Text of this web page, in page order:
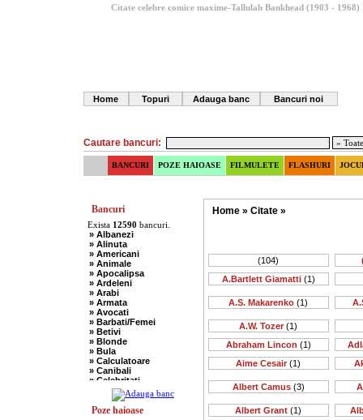
Citate celebre comice maxime-Tallulah Bankhead (1903 - 1968)
Home Topuri Adauga banc Bancuri noi
Cautare bancuri:
BANCURI POZE HAIOASE FILMULETE FLASHURI
Bancuri
Exista 12590 bancuri.
» Albanezi
» Alinuta
» Americani
» Animale
» Apocalipsa
» Ardeleni
» Arabi
» Armata
» Avocati
» Barbati/Femei
» Betivi
» Blonde
» Bula
» Calculatoare
» Canibali
» Celebritati
» Chelneri
» Chuck Norris
» Ciobani
Poze haioase
Home» Citate»
(104)
A.Bartlett Giamatti(1)
A.S. Makarenko (1)
A.W. Tozer (1)
Abraham Lincon (1)
Aime Cesair (1)
Albert Camus(3)
Albert Grant (1)